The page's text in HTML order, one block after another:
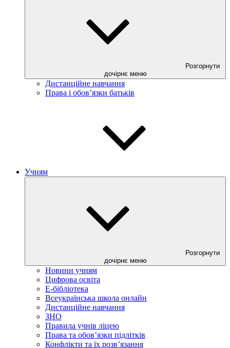
Розгорнути
дочірнє меню
Дистанційне навчання
Права і обов’язки батьків
Учням
Розгорнути
дочірнє меню
Новини учням
Цифрова освіта
E-бібліотека
Всеукраїнська школа онлайн
Дистанційне навчання
ЗНО
Правила учнів ліцею
Права та обов’язки підлітків
Конфлікти та їх розв’язання